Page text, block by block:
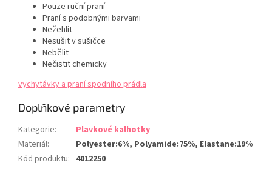
Pouze ruční praní
Praní s podobnými barvami
Nežehlit
Nesušit v sušičce
Nebělit
Nečistit chemicky
vychytávky a praní spodního prádla
Doplňkové parametry
Kategorie:
Plavkové kalhotky
Materiál:
Polyester:6%, Polyamide:75%, Elastane:19%
Kód produktu: 4012250